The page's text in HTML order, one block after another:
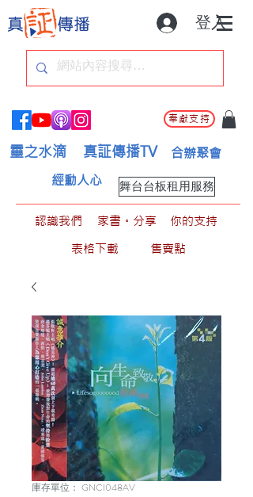
登入
奉獻支持
靈之水滴 真証傳播TV 合辦聚會
舞台台板租用服務
經動人心
認識我們 家書。分享
你的支持
表格下載
售賣點
庫存單位： GNCI048AV